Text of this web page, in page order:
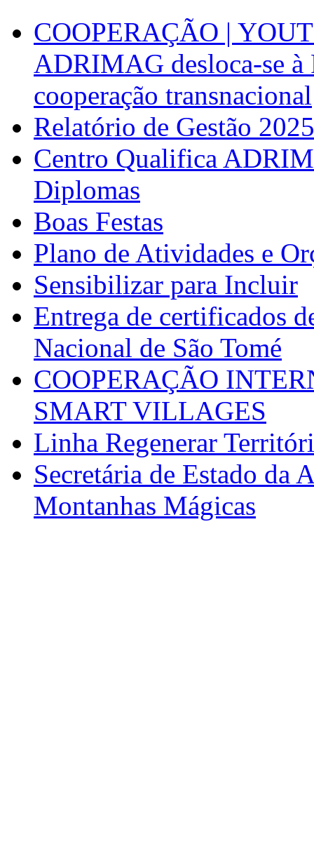
COOPERAÇÃO |
ADRIMAG desloca-se
cooperação transnacional
Relatório de Gestão 2025
Centro Qualifica
Diplomas
Boas Festas
Plano de Atividades e
Sensibilizar para Incluir
Entrega de certificados
Nacional de São Tomé
COOPERAÇÃO
SMART VILLAGES
Linha Regenerar
Secretária de Estado da
Montanhas Mágicas